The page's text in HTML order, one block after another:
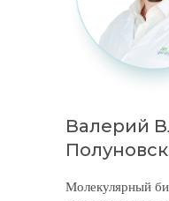
Валерий
Молекулярный